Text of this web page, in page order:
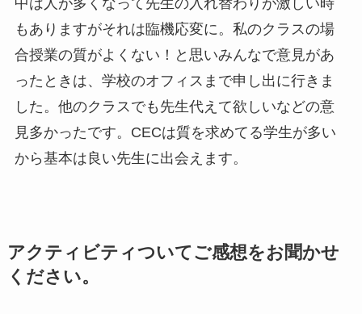
もありますがそれは臨機応変に。私のクラスの場
合授業の質がよくない！と思いみんなで意見があ
ったときは、学校のオフィスまで申し出に行きま
した。他のクラスでも先生代えて欲しいなどの意
見多かったです。CECは質を求めてる学生が多い
から基本は良い先生に出会えます。
アクティビティついてご感想をお聞かせ
ください。